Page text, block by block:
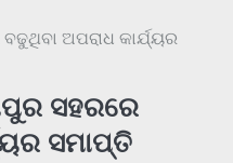
ଅପରାଧ କାର୍ଯ୍ୟର
ସହରରେ
ସମାପ୍ତି